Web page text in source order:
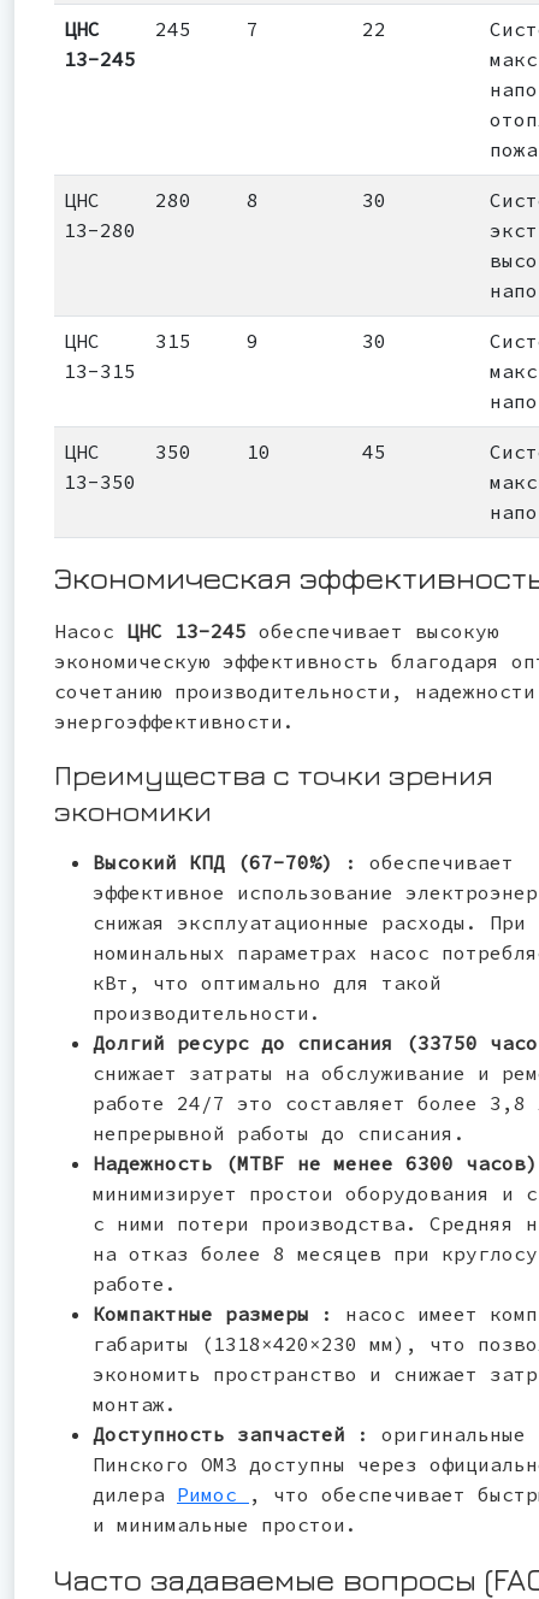
ЦНС
13-245
245 7 22
ЦНС
13-280
280 8 30
ЦНС
13-315
315 9 30
ЦНС
13-350
350 10 45
Экономическая
Насос ЦНС 13-245 обеспечивает высокую
экономическую эффективность благодаря
сочетанию производительности,
энергоэффективности.
Преимущества с точки зрения
экономики
Высокий КПД (67-70%)
: обеспечивает
эффективное использование
снижая эксплуатационные расходы. При
номинальных параметрах насос
кВт, что оптимально для такой
производительности.
Долгий ресурс до списания (33750
снижает затраты на обслуживание и
работе 24/7 это составляет более 3,8
непрерывной работы до списания.
Надежность (MTBF не менее 6300
минимизирует простои оборудования и
с ними потери производства. Средняя
на отказ более 8 месяцев при
работе.
Компактные размеры
: насос имеет
габариты (1318×420×230 мм), что
экономить пространство и снижает
монтаж.
Доступность запчастей
: оригинальные
Пинского ОМЗ доступны через
дилера Римос
, что обеспечивает
и минимальные простои.
Часто задаваемые вопросы